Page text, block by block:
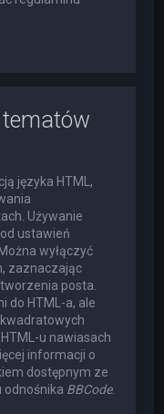
języka HTML,
Używanie
ustawień
wyłączyć
zaznaczając
posta.
do HTML-a, ale
u nawiasach
informacji o
dostępnym ze
odnośnika BBCode.